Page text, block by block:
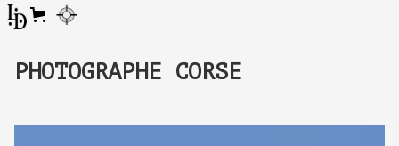
PHOTOGRAPHE CORSE